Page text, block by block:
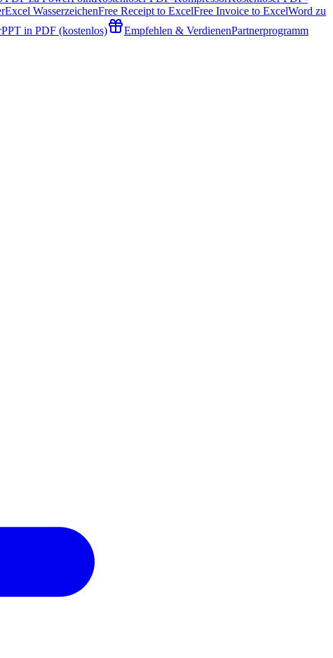
Excel WasserzeichenFree Receipt to ExcelFree Invoice to ExcelWord zu
PPT in PDF (kostenlos) Empfehlen & VerdienenPartnerprogramm